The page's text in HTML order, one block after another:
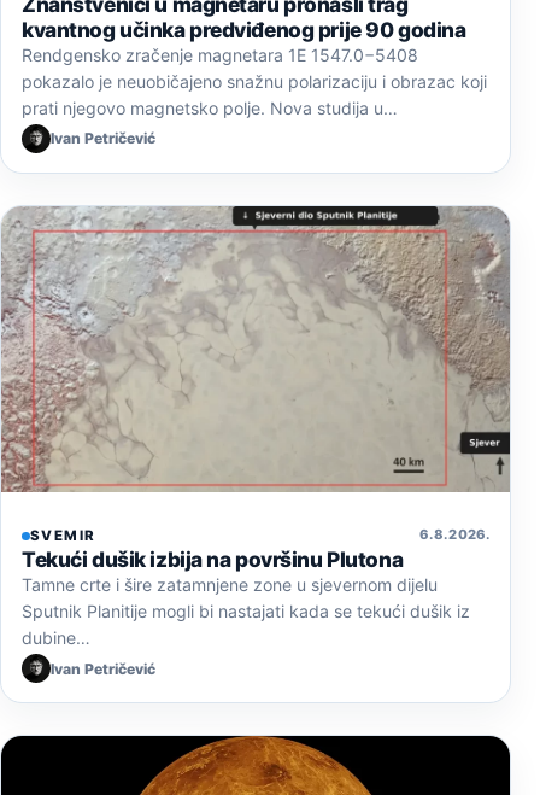
kvantnog učinka predviđenog prije 90 godina
Rendgensko zračenje magnetara 1E 1547.0−5408
pokazalo je neuobičajeno snažnu polarizaciju i obrazac koji
prati njegovo magnetsko polje. Nova studija u…
Ivan Petričević
SVEMIR 6. 8. 2026.
Tekući dušik izbija na površinu Plutona
Tamne crte i šire zatamnjene zone u sjevernom dijelu
Sputnik Planitije mogli bi nastajati kada se tekući dušik iz
dubine…
Ivan Petričević